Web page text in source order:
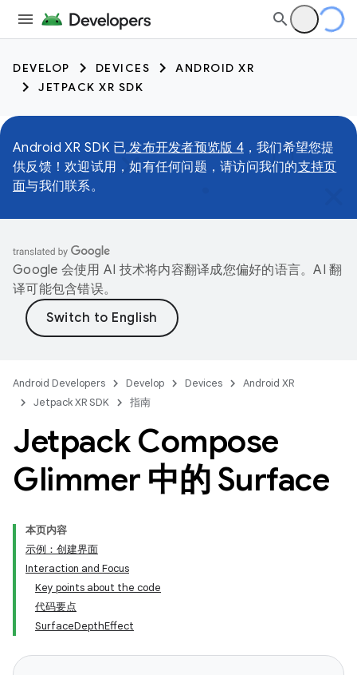
DEVELOP DEVICES
ANDROID XR
JETPACK XR SDK
Android XR SDK 已 发布开发者预览版 4，我们希望您提
供反馈！欢迎试用，如有任何问题，请访问我们的支持页
面与我们联系。
Google 会使用 AI 技术将内容翻译成您偏好的语言。AI 翻
译可能包含错误。
Android Developers Develop Devices
Android XR
Jetpack XR SDK
指南
Jetpack Compose
Glimmer 中的 Surface
本页内容
示例：创建界面
Interaction and Focus
Key points about the code
代码要点
SurfaceDepthEffect